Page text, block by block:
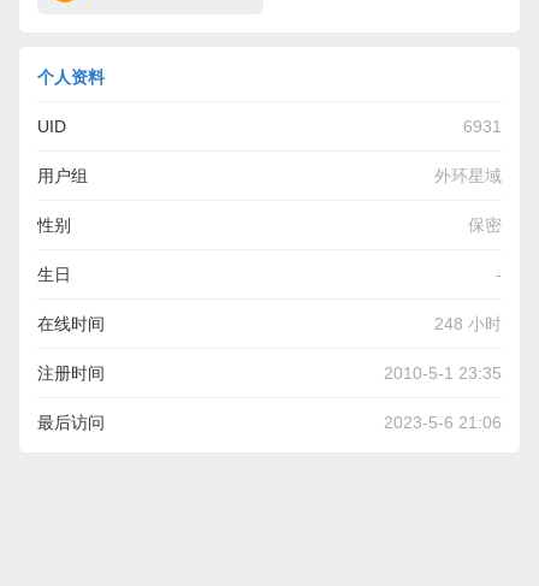
个人资料
UID 6931
用户组 外环星域
性别 保密
生日 -
在线时间 248 小时
注册时间 2010-5-1 23:35
最后访问 2023-5-6 21:06